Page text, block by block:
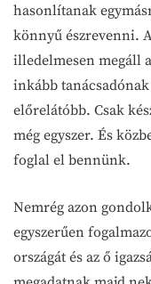
hasonlítanak
könnyű észrevenni.
illedelmesen megáll
inkább
előrelátóbb. Csak
még egyszer. És
foglal el bennünk.
Nemrég azon
egyszerűen
országát és az ő